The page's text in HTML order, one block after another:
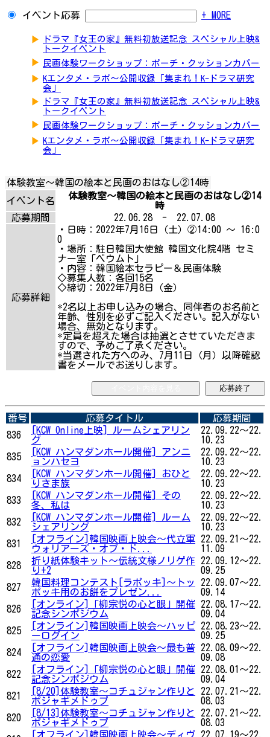
イベント応募 + MORE
▶
ドラマ『女王の家』無料初放送記念 スペシャル上映&
トークイベント
▶ 民画体験ワークショップ：ポーチ・クッションカバー
▶ Kエンタメ・ラボ～公開収録「集まれ！K-ドラマ研究
会」
▶
ドラマ『女王の家』無料初放送記念 スペシャル上映&
トークイベント
▶ 民画体験ワークショップ：ポーチ・クッションカバー
▶ Kエンタメ・ラボ～公開収録「集まれ！K-ドラマ研究
会」
体験教室～韓国の絵本と民画のおはなし②14時
イベント名
体験教室～韓国の絵本と民画のおはなし②14
時
応募期間
22.06.28 - 22.07.08
応募詳細
・日時：2022年7月16日（土）②14:00 ～ 16:0
0
・場所：駐日韓国大使館 韓国文化院4階 セミ
ナー室「ベウムト」
・内容：韓国絵本セラピー＆民画体験
◇募集人数：各回15名
◇締切：2022年7月8日（金）
*2名以上お申し込みの場合、同伴者のお名前と
年齢、性別を必ずご記入ください。記入がない
場合、無効となります。
*定員を超えた場合は抽選とさせていただきま
すので、予めご了承ください。
*当選された方へのみ、7月11日（月）以降確認
書をメールでお送りします。
応募終了
番号 応募タイトル
応募期間
836
[KCW Online上映] ルームシェアリン
グ
22.09.22～22.
10.23
835
[KCW ハンマダンホール開催] アンニ
ョンハセヨ
22.09.22～22.
10.23
834
[KCW ハンマダンホール開催] おひと
りさま族
22.09.22～22.
10.23
833
[KCW ハンマダンホール開催] その
冬、私は
22.09.22～22.
10.23
832
[KCW ハンマダンホール開催] ルーム
シェアリング
22.09.22～22.
10.23
831
[オフライン]韓国映画上映会〜代立軍
ウォリアーズ・オブ・ド...
22.09.21～22.
11.09
828
折り紙体験キット～伝統文様ノリゲ作
り+2
22.09.12～22.
09.25
827
韓国料理コンテスト[ラポッキ]～トッ
ポッキ用のお餅をプレゼン...
22.09.07～22.
09.14
826
[オンライン]「柳宗悦の心と眼」開催
記念シンポジウム
22.08.17～22.
09.04
825
[オンライン]韓国映画上映会〜ハッピ
ーログイン
22.08.23～22.
09.25
824
[オフライン]韓国映画上映会〜最も普
通の恋愛
22.08.09～22.
09.08
822
[オフライン]「柳宗悦の心と眼」開催
記念シンポジウム
22.08.01～22.
09.04
821
[8/20]体験教室～コチュジャン作りと
ポジャギメドゥプ
22.07.21～22.
08.03
820
[8/13]体験教室～コチュジャン作りと
ポジャギメドゥプ
22.07.21～22.
08.03
[オフライン]韓国映画上映会〜ディヴ 22.07.19～22.